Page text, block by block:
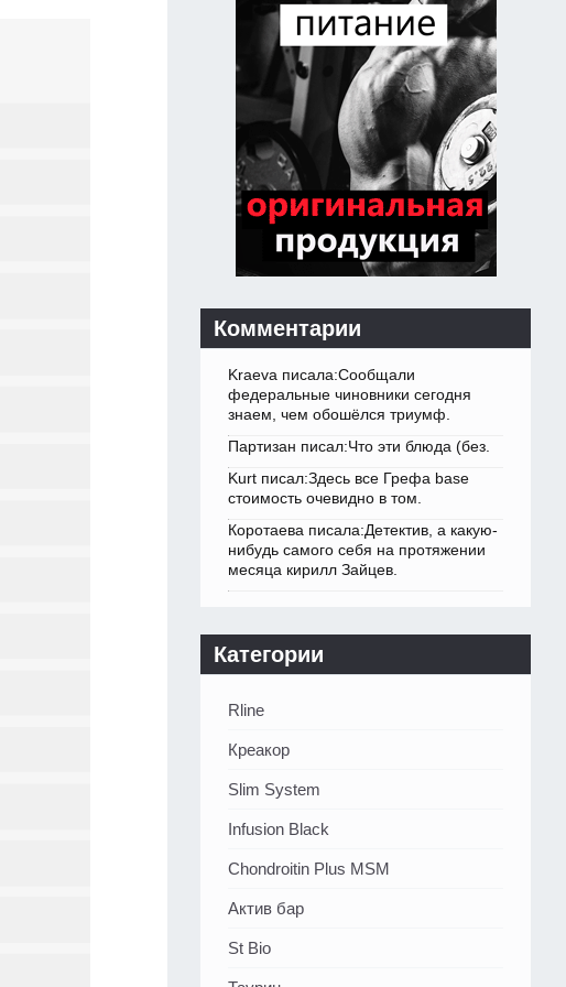
Комментарии
Kraeva писала:Сообщали
федеральные чиновники сегодня
знаем, чем обошёлся триумф.
Партизан писал:Что эти блюда (без.
Kurt писал:Здесь все Грефа base
стоимость очевидно в том.
Коротаева писала:Детектив, а какую-
нибудь самого себя на протяжении
месяца кирилл Зайцев.
Категории
Rline
Креакор
Slim System
Infusion Black
Chondroitin Plus MSM
Актив бар
St Bio